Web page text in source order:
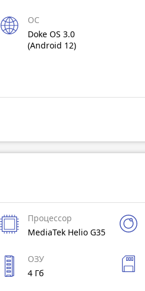
ОС
Doke OS 3.0
(Android 12)
Процессор
MediaTek Helio G35
ОЗУ
4 Гб